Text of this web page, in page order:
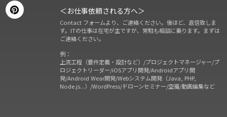
＜お仕事依頼される方へ＞
Contact フォームより、ご連絡ください。後ほど、返信致しま
す。ITの仕事は在宅が主ですが、常駐も相談に乗ります。まずは
ご連絡ください。
例：
上流工程（要件定義・設計など）/プロジェクトマネージャー/プ
ロジェクトリーダー/iOSアプリ開発/Androidアプリ開
発/Android Wear開発/Webシステム開発（Java, PHP,
Node.js...）/WordPress/ドローンセミナー/空撮/動画編集など